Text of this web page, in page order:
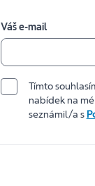
Váš e-mail
Tímto
nabídek na
seznámil/a s